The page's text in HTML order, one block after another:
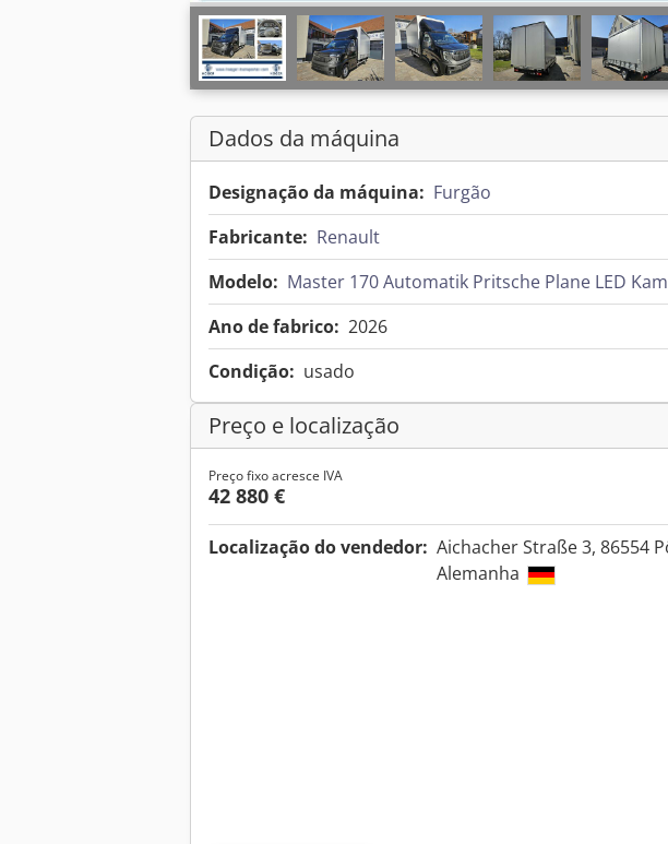
Dados da máquina
Designação da máquina: Furgão
Fabricante: Renault
Modelo: Master 170 Automatik Pritsche Plane LED
Ano de fabrico: 2026
Condição: usado
Preço e localização
Preço fixo acresce IVA
42 880 €
Localização do vendedor: Aichacher Straße 3, 86554
Alemanha